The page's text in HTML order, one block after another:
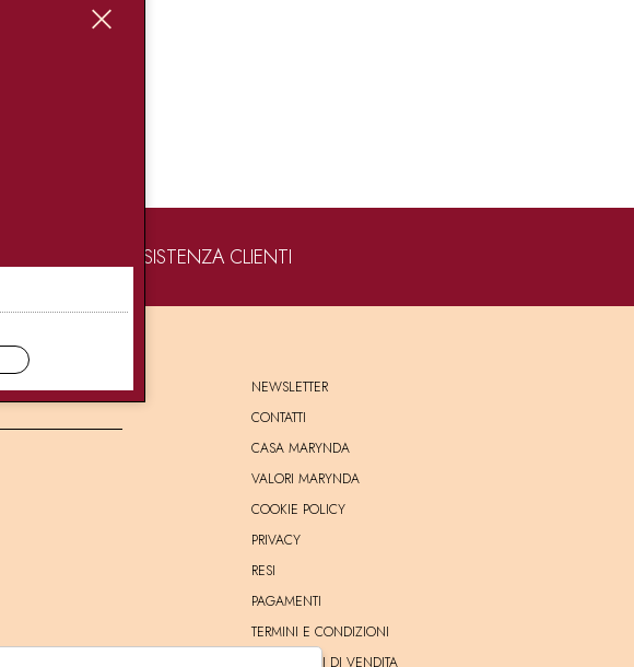
ASSISTENZA CLIENTI
NEWSLETTER
CONTATTI
CASA MARYNDA
VALORI MARYNDA
COOKIE POLICY
PRIVACY
RESI
PAGAMENTI
TERMINI E CONDIZIONI
CONDIZIONI DI VENDITA